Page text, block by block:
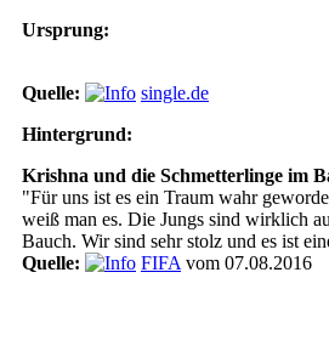
Ursprung:
Quelle:
single.de
Hintergrund:
Krishna und die Schmetterlinge im
"Für uns ist es ein Traum wahr
weiß man es. Die Jungs sind wirklich
Bauch. Wir sind sehr stolz und es ist
Quelle:
FIFA vom 07.08.2016